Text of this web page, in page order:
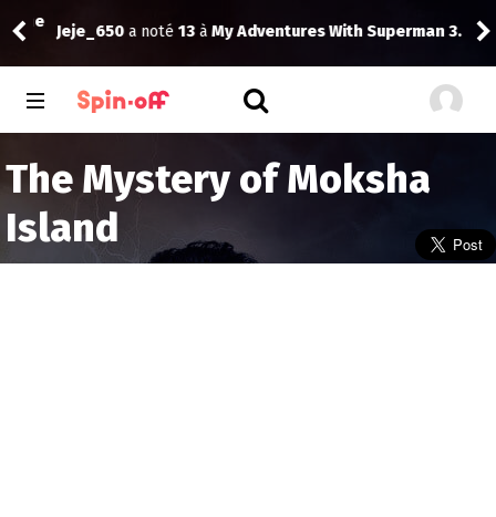
Jeje_650a noté13àMy Adventures With Superman 3.09
The Mystery of Moksha
Island